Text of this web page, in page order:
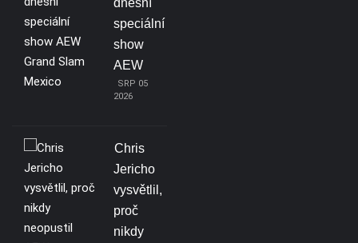
speciální
show
AEW
SRP 05
2026
Chris
Jericho
vysvětlil,
proč
nikdy